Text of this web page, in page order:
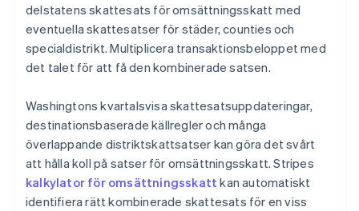
delstatens skattesats för omsättningsskatt med
eventuella skattesatser för städer, counties och
specialdistrikt. Multiplicera transaktionsbeloppet med
det talet för att få den kombinerade satsen.
Washingtons kvartalsvisa skattesatsuppdateringar,
destinationsbaserade källregler och många
överlappande distriktskattsatser kan göra det svårt
att hålla koll på satser för omsättningsskatt. Stripes
kalkylator för omsättningsskatt kan automatiskt
identifiera rätt kombinerade skattesats för en viss